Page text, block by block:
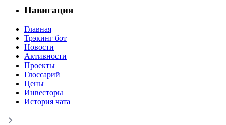
Навигация
Главная
Трэкинг бот
Новости
Активности
Проекты
Глоссарий
Цены
Инвесторы
История чата